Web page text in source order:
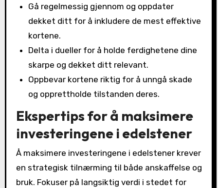
Gå regelmessig gjennom og oppdater
dekket ditt for å inkludere de mest effektive
kortene.
Delta i dueller for å holde ferdighetene dine
skarpe og dekket ditt relevant.
Oppbevar kortene riktig for å unngå skade
og opprettholde tilstanden deres.
Ekspertips for å maksimere
investeringene i edelstener
Å maksimere investeringene i edelstener krever
en strategisk tilnærming til både anskaffelse og
bruk. Fokuser på langsiktig verdi i stedet for